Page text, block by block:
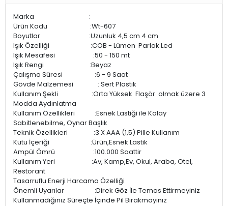
Marka :
Ürün Kodu :Wt-607
Boyutlar :Uzunluk 4,5 cm 4 cm
Işık Özelliği :COB - Lümen Parlak Led
Işık Mesafesi :50 - 150 mt
Işık Rengi :Beyaz
Çalışma Süresi :6 - 9 Saat
Gövde Malzemesi : Sert Plastik
Kullanım Şekli :Orta Yüksek Flaşör olmak üzere 3
Modda Aydınlatma
Kullanım Özellikleri :Esnek Lastiği ile Kolay
Sabitlenebilme, Oynar Başlık
Teknik Özellikleri :3 X AAA (1,5) Pille Kullanım
Kutu İçeriği :Ürün,Esnek Lastik
Ampül Ömrü :100.000 Saattir
Kullanım Yeri :Av, Kamp,Ev, Okul, Araba, Otel,
Restorant
Tasarruflu Enerji Harcama Özelliği
Önemli Uyarılar :Direk Göz İle Temas Ettirmeyiniz
Kullanmadığınız Süreçte İçinde Pil Bırakmayınız